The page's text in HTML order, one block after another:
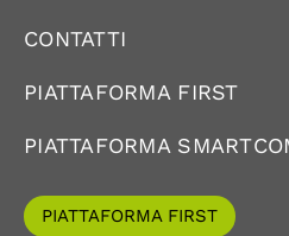
CONTATTI
PIATTAFORMA FIRST
PIATTAFORMA
PIATTAFORMA FIRST